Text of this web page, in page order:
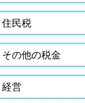
住民税
その他の税金
経営